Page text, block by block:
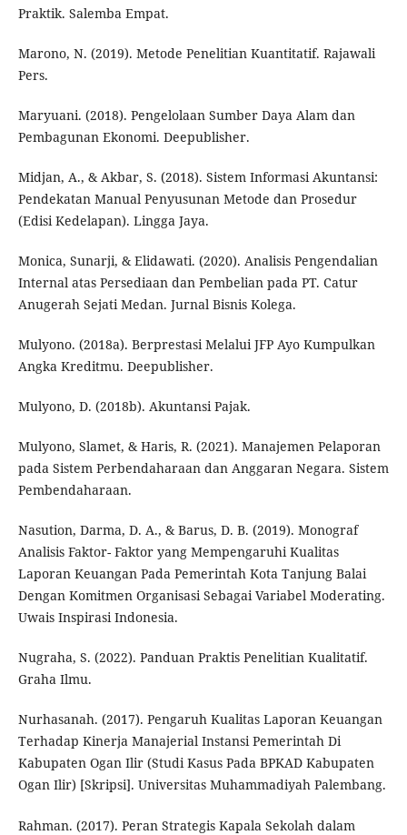
Praktik. Salemba Empat.
Marono, N. (2019). Metode Penelitian Kuantitatif. Rajawali
Pers.
Maryuani. (2018). Pengelolaan Sumber Daya Alam dan
Pembagunan Ekonomi. Deepublisher.
Midjan, A., & Akbar, S. (2018). Sistem Informasi Akuntansi:
Pendekatan Manual Penyusunan Metode dan Prosedur
(Edisi Kedelapan). Lingga Jaya.
Monica, Sunarji, & Elidawati. (2020). Analisis Pengendalian
Internal atas Persediaan dan Pembelian pada PT. Catur
Anugerah Sejati Medan. Jurnal Bisnis Kolega.
Mulyono. (2018a). Berprestasi Melalui JFP Ayo Kumpulkan
Angka Kreditmu. Deepublisher.
Mulyono, D. (2018b). Akuntansi Pajak.
Mulyono, Slamet, & Haris, R. (2021). Manajemen Pelaporan
pada Sistem Perbendaharaan dan Anggaran Negara. Sistem
Pembendaharaan.
Nasution, Darma, D. A., & Barus, D. B. (2019). Monograf
Analisis Faktor- Faktor yang Mempengaruhi Kualitas
Laporan Keuangan Pada Pemerintah Kota Tanjung Balai
Dengan Komitmen Organisasi Sebagai Variabel Moderating.
Uwais Inspirasi Indonesia.
Nugraha, S. (2022). Panduan Praktis Penelitian Kualitatif.
Graha Ilmu.
Nurhasanah. (2017). Pengaruh Kualitas Laporan Keuangan
Terhadap Kinerja Manajerial Instansi Pemerintah Di
Kabupaten Ogan Ilir (Studi Kasus Pada BPKAD Kabupaten
Ogan Ilir) [Skripsi]. Universitas Muhammadiyah Palembang.
Rahman. (2017). Peran Strategis Kapala Sekolah dalam